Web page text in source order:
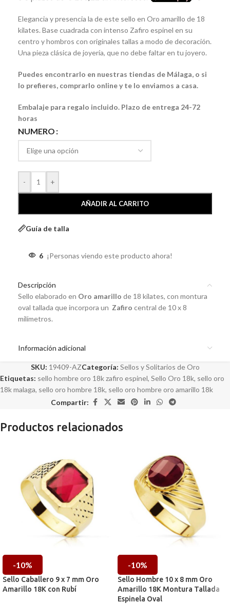
Elegancia y presencia la de este sello en Oro amarillo de 18
kilates. Base cuadrada con intenso Zafiro espinel en su
centro y hombros con originales tallas a modo de decoración.
Una pieza clásica de joyería, que no debe faltar en tu joyero.
Puedes encontrarlo en nuestras tiendas de Málaga, o si
lo prefieres, comprarlo online y te lo enviamos a casa.
Embalaje para regalo incluido. Plazo de entrega 24-72
horas
NUMERO
- +
AÑADIR AL CARRITO
Guía de talla
6 ¡Personas viendo este producto ahora!
Descripción
Sello elaborado en Oro amarillo de 18 kilates, con montura
oval tallada que incorpora un Zafiro central de 10 x 8
milímetros.
Información adicional
SKU: 19409-AZCategoría: Sellos y Solitarios de Oro
Etiquetas: sello hombre oro 18k zafiro espinel, Sello Oro 18k, sello oro
18k malaga, sello oro hombre 18k, sello oro hombre oro amarillo 18k
Compartir:
Productos relacionados
-10%
Sello Caballero 9 x 7 mm Oro
Amarillo 18K con Rubí
-10%
Sello Hombre 10 x 8 mm Oro
Amarillo 18K Montura Tallada
Espinela Oval